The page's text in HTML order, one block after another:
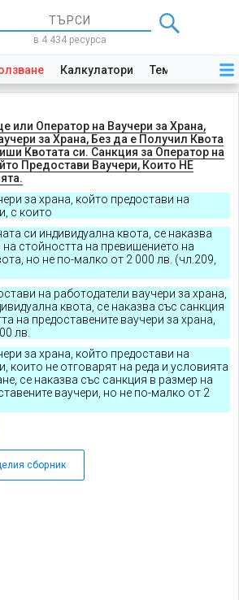
в 4 434 ресурса
Калкулатори Теми Закони
или Оператор на Ваучери за Храна,
за Храна, Без да е Получил Квота
Квотата си. Санкция за Оператор на
Предостави Ваучери, Които НЕ
за храна, който предостави на
с които
си индивидуална квота, се наказва
стойността на превишението на
но не по-малко от 2 000 лв. (чл.209,
на работодатели ваучери за храна,
квота, се наказва със санкция
на предоставените ваучери за храна,
лв.
за храна, който предостави на
които не отговарят на реда и условията
се наказва със санкция в размер на
ваучери, но не по-малко от 2
сборник